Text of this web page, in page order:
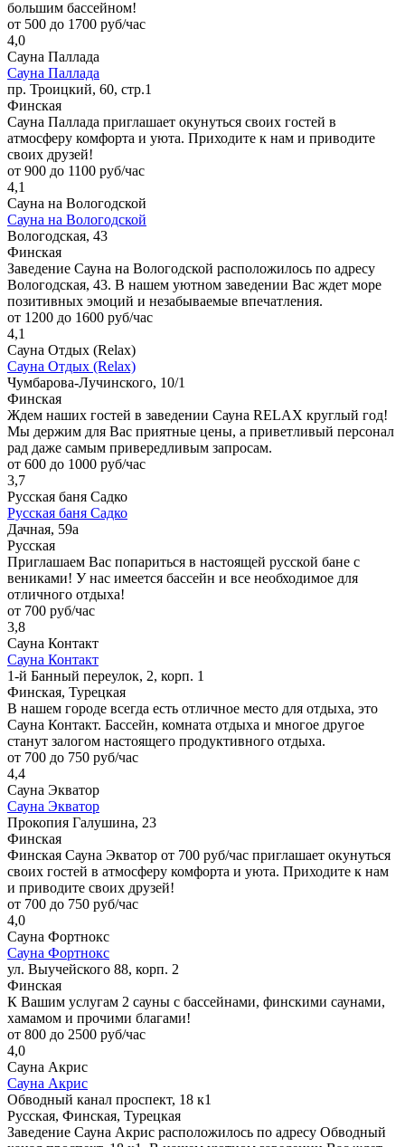
большим бассейном!
от 500 до 1700 руб/час
4,0
Сауна Паллада
Сауна Паллада
пр. Троицкий, 60, стр.1
Финская
Сауна Паллада приглашает окунуться своих гостей в
атмосферу комфорта и уюта. Приходите к нам и приводите
своих друзей!
от 900 до 1100 руб/час
4,1
Сауна на Вологодской
Сауна на Вологодской
Вологодская, 43
Финская
Заведение Сауна на Вологодской расположилось по адресу
Вологодская, 43. В нашем уютном заведении Вас ждет море
позитивных эмоций и незабываемые впечатления.
от 1200 до 1600 руб/час
4,1
Сауна Отдых (Relax)
Сауна Отдых (Relax)
Чумбарова-Лучинского, 10/1
Финская
Ждем наших гостей в заведении Сауна RELAX круглый год!
Мы держим для Вас приятные цены, а приветливый персонал
рад даже самым привередливым запросам.
от 600 до 1000 руб/час
3,7
Русская баня Садко
Русская баня Садко
Дачная, 59а
Русская
Приглашаем Вас попариться в настоящей русской бане с
вениками! У нас имеется бассейн и все необходимое для
отличного отдыха!
от 700 руб/час
3,8
Сауна Контакт
Сауна Контакт
1-й Банный переулок, 2, корп. 1
Финская, Турецкая
В нашем городе всегда есть отличное место для отдыха, это
Сауна Контакт. Бассейн, комната отдыха и многое другое
станут залогом настоящего продуктивного отдыха.
от 700 до 750 руб/час
4,4
Сауна Экватор
Сауна Экватор
Прокопия Галушина, 23
Финская
Финская Сауна Экватор от 700 руб/час приглашает окунуться
своих гостей в атмосферу комфорта и уюта. Приходите к нам
и приводите своих друзей!
от 700 до 750 руб/час
4,0
Сауна Фортнокс
Сауна Фортнокс
ул. Выучейского 88, корп. 2
Финская
К Вашим услугам 2 сауны с бассейнами, финскими саунами,
хамамом и прочими благами!
от 800 до 2500 руб/час
4,0
Сауна Акрис
Сауна Акрис
Обводный канал проспект, 18 к1
Русская, Финская, Турецкая
Заведение Сауна Акрис расположилось по адресу Обводный